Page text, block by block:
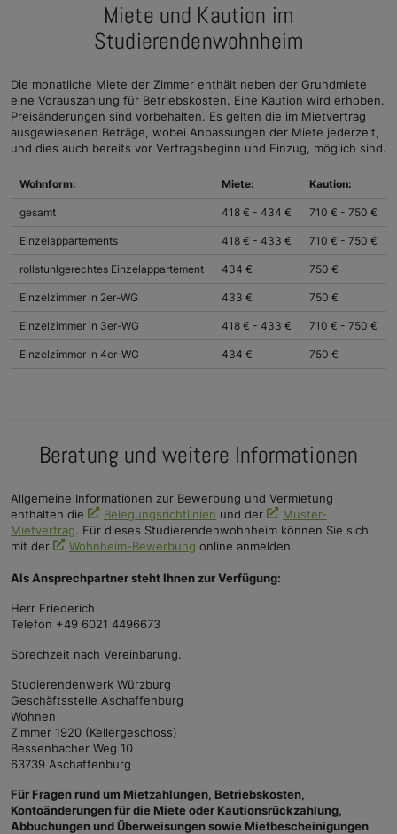
Miete und Kaution im
Studierendenwohnheim
Die monatliche Miete der Zimmer enthält neben der Grundmiete
eine Vorauszahlung für Betriebskosten. Eine Kaution wird erhoben.
Preisänderungen sind vorbehalten. Es gelten die im Mietvertrag
ausgewiesenen Beträge, wobei Anpassungen der Miete jederzeit,
und dies auch bereits vor Vertragsbeginn und Einzug, möglich sind.
Wohnform: Miete: Kaution:
gesamt 418 € - 434 € 710 € - 750 €
Einzelappartements 418 € - 433 € 710 € - 750 €
rollstuhlgerechtes Einzelappartement 434 € 750 €
Einzelzimmer in 2er-WG 433 € 750 €
Einzelzimmer in 3er-WG 418 € - 433 € 710 € - 750 €
Einzelzimmer in 4er-WG 434 € 750 €
Beratung und weitere Informationen
Allgemeine Informationen zur Bewerbung und Vermietung
enthalten die
Belegungsrichtlinien und der
Muster-
Mietvertrag. Für dieses Studierendenwohnheim können Sie sich
mit der
Wohnheim-Bewerbung online anmelden.
Als Ansprechpartner steht Ihnen zur Verfügung:
Herr Friederich
Telefon +49 6021 4496673
Sprechzeit nach Vereinbarung.
Studierendenwerk Würzburg
Geschäftsstelle Aschaffenburg
Wohnen
Zimmer 1920 (Kellergeschoss)
Bessenbacher Weg 10
63739 Aschaffenburg
Für Fragen rund um Mietzahlungen, Betriebskosten,
Kontoänderungen für die Miete oder Kautionsrückzahlung,
Abbuchungen und Überweisungen sowie Mietbescheinigungen